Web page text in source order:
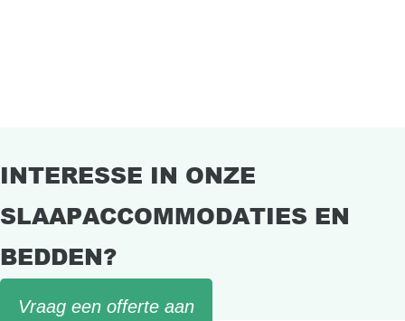
INTERESSE IN ONZE
SLAAPACCOMMODATIES EN
BEDDEN?
Vraag een offerte aan